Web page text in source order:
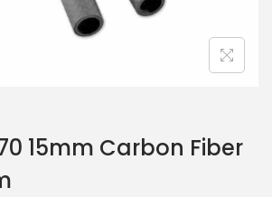
15mm Carbon Fiber